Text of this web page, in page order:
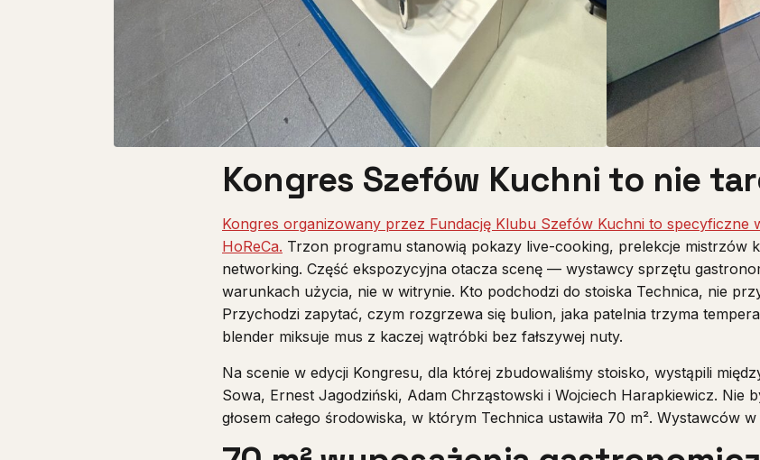
Kongres Szefów Kuchni to nie
Kongres organizowany przez Fundację Klubu Szefów Kuchni to specyficzne
HoReCa. Trzon programu stanowią pokazy live-cooking, prelekcje mistrzów
networking. Część ekspozycyjna otacza scenę — wystawcy sprzętu
warunkach użycia, nie w witrynie. Kto podchodzi do stoiska Technica, nie
Przychodzi zapytać, czym rozgrzewa się bulion, jaka patelnia trzyma
blender miksuje mus z kaczej wątróbki bez fałszywej nuty.
Na scenie w edycji Kongresu, dla której zbudowaliśmy stoisko, wystąpili
Sowa, Ernest Jagodziński, Adam Chrząstowski i Wojciech Harapkiewicz. Nie
głosem całego środowiska, w którym Technica ustawiła 70 m². Wystawców